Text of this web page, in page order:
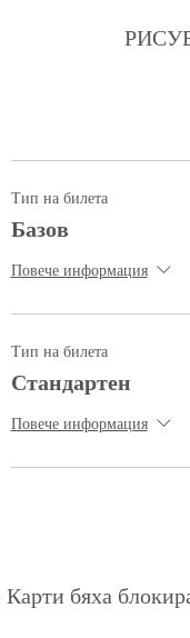
Тип на билета
Базов
Повече информация
Тип на билета
Стандартен
Повече информация
Карти бяха